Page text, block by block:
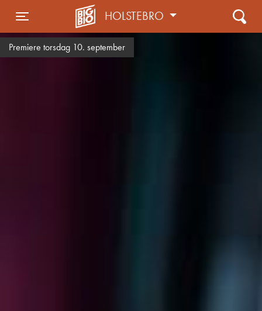
Toggle navigation
HOLSTEBRO
Premiere torsdag 10. september